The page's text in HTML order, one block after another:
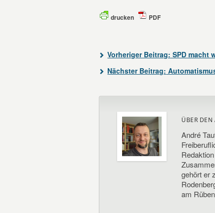
drucken PDF
Vorheriger Beitrag: SPD macht
Nächster Beitrag:
ÜBER DEN
André
gehört er
am